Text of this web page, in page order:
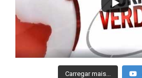
Carregar mais...